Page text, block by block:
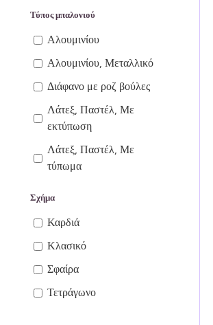
Τύπος μπαλονιού
Αλουμινίου
Αλουμινίου, Μεταλλικό
Διάφανο με ροζ βούλες
Λάτεξ, Παστέλ, Με
εκτύπωση
Λάτεξ, Παστέλ, Με
τύπωμα
Σχήμα
Καρδιά
Κλασικό
Σφαίρα
Τετράγωνο